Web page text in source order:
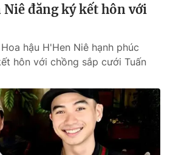
đăng ký kết hôn với
hậu H'Hen Niê hạnh phúc
hôn với chồng sắp cưới Tuấn